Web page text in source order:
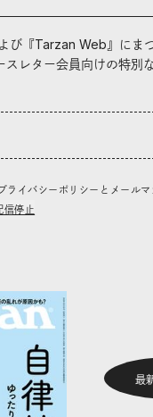
び『Tarzan Web』にま
スレター会員向けの特別
ライバシーポリシーとメール
信停止
最